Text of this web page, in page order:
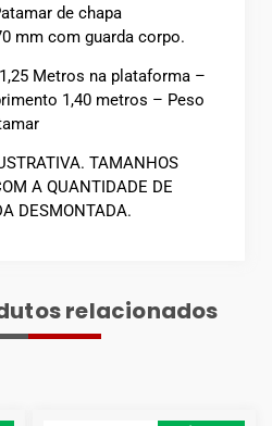
de chapa
mm com guarda corpo.
Metros na plataforma –
1,40 metros – Peso
TAMANHOS
A QUANTIDADE DE
DESMONTADA.
relacionados